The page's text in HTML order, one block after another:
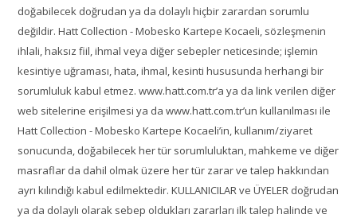
doğabilecek doğrudan ya da dolaylı hiçbir zarardan sorumlu
değildir. Hatt Collection - Mobesko Kartepe Kocaeli, sözleşmenin
ihlali, haksız fiil, ihmal veya diğer sebepler neticesinde; işlemin
kesintiye uğraması, hata, ihmal, kesinti hususunda herhangi bir
sorumluluk kabul etmez. www.hatt.com.tr’a ya da link verilen diğer
web sitelerine erişilmesi ya da www.hatt.com.tr’un kullanılması ile
Hatt Collection - Mobesko Kartepe Kocaeli’in, kullanım/ziyaret
sonucunda, doğabilecek her tür sorumluluktan, mahkeme ve diğer
masraflar da dahil olmak üzere her tür zarar ve talep hakkından
ayrı kılındığı kabul edilmektedir. KULLANICILAR ve ÜYELER doğrudan
ya da dolaylı olarak sebep oldukları zararları ilk talep halinde ve